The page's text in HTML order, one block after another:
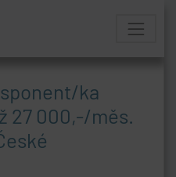
ka
27 000,-/měs.